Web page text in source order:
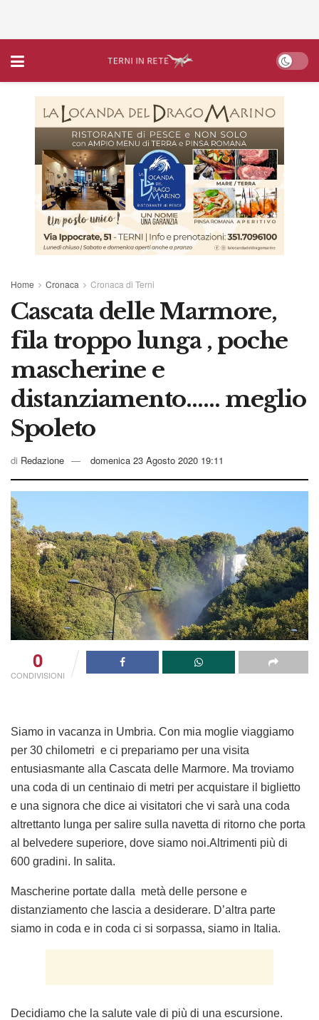
Home Cronaca Cronaca di Terni
Cascata delle Marmore,
fila troppo lunga , poche
mascherine e
distanziamento…… meglio
Spoleto
di Redazione domenica 23 Agosto 2020 19:11
0
CONDIVISIONI
Siamo in vacanza in Umbria. Con mia moglie viaggiamo
per 30 chilometri e ci prepariamo per una visita
entusiasmante alla Cascata delle Marmore. Ma troviamo
una coda di un centinaio di metri per acquistare il biglietto
e una signora che dice ai visitatori che vi sarà una coda
altrettanto lunga per salire sulla navetta di ritorno che porta
al belvedere superiore, dove siamo noi.Altrimenti più di
600 gradini. In salita.
Mascherine portate dalla metà delle persone e
distanziamento che lascia a desiderare. D’altra parte
siamo in coda e in coda ci si sorpassa, siamo in Italia.
Decidiamo che la salute vale di più di una escursione.